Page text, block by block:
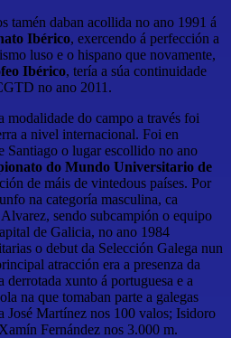
tamén daban acollida no ano 1991 á
Ibérico, exercendo á perfección a
luso e o hispano que novamente,
Ibérico, tería a súa continuidade
no ano 2011.
modalidade do campo a través foi
a nivel internacional. Foi en
Santiago o lugar escollido no ano
do Mundo Universitario de
de máis de vintedous países. Por
na categoría masculina, ca
sendo subcampión o equipo
de Galicia, no ano 1984
o debut da Selección Galega nun
atracción era a presenza da
derrotada xunto á portuguesa e a
na que tomaban parte a galegas
José Martínez nos 100 valos; Isidoro
Fernández nos 3.000 m.